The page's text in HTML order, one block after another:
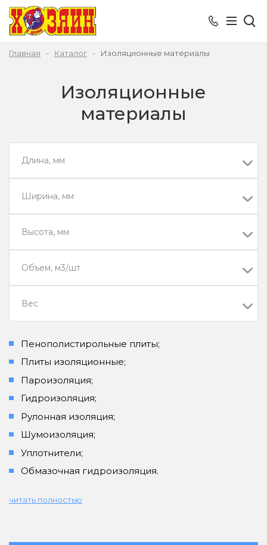
Главная Каталог Изоляционные материалы
Изоляционные
материалы
Длина, мм
Ширина, мм
Высота, мм
Объем, м3/шт
Вес
Пенополистирольные плиты;
Плиты изоляционные;
Пароизоляция;
Гидроизоляция;
Рулонная изоляция;
Шумоизоляция;
Уплотнители;
Обмазочная гидроизоляция.
читать полностью